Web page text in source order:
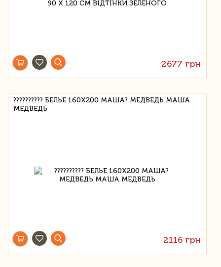
2677 грн
?????????? БЕЛЬЕ 160Х200 МАША? МЕДВЕДЬ МАША
МЕДВЕДЬ
2116 грн